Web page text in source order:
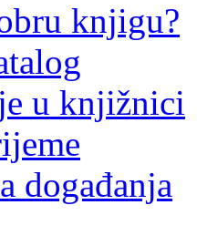
knjigu?
u knjižnici
događanja